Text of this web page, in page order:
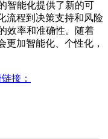
智能化提供了新的可
流程到决策支持和风险
效率和准确性。随着
更加智能化、个性化，
接：